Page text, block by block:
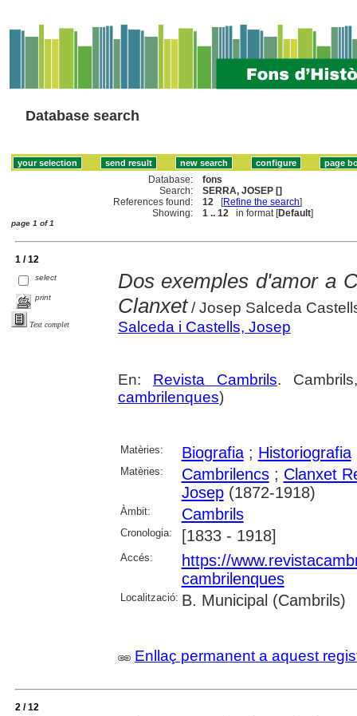
Database search
Database:
fons
Search:
SERRA, JOSEP []
References found:
12 [Refine the search]
Showing:
1 .. 12 in format [Default]
page 1 of 1
1 / 12
select
print
Text complet
Dos exemples d'amor a
Clanxet/ Josep Salceda
Salceda i Castells, Josep
En: Revista Cambrils.
cambrilenques)
Matèries: Biografia; Historiografia
Matèries: Cambrilencs; Clanxet
Josep(1872-1918)
Àmbit: Cambrils
Cronologia: [1833 - 1918]
Accés:
https://
cambrilenques
Localització: B. Municipal (Cambrils)
Enllaç permanent a aquest
2 / 12